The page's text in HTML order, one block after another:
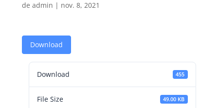
de admin | nov. 8, 2021
Download
Download 455
File Size 49.00 KB